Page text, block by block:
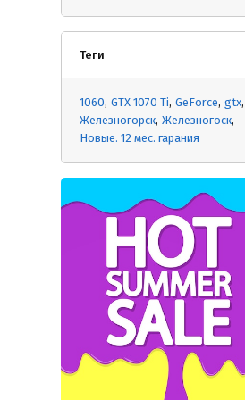
Теги
1060 GTX 1070 Ti GeForce gtx
Железногорск Железногоск
Новые. 12 мес. гарания